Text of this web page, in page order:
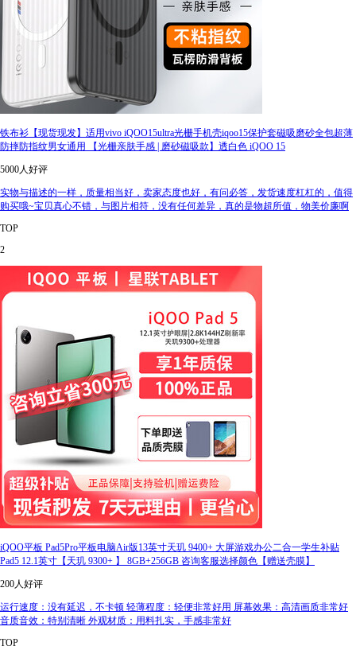
铁布衫【现货现发】适用vivo iQOO15ultra光栅手机壳iqoo15保护套磁吸磨砂全包超薄
防摔防指纹男女通用 【光栅亲肤手感 | 磨砂磁吸款】透白色 iQOO 15
5000人好评
实物与描述的一样，质量相当好，卖家态度也好，有问必答，发货速度杠杠的，值得
购买哦~宝贝真心不错，与图片相符，没有任何差异，真的是物超所值，物美价廉啊
TOP
2
iQOO平板 Pad5Pro平板电脑Air版13英寸天玑 9400+ 大屏游戏办公二合一学生补贴
Pad5 12.1英寸【天玑 9300+ 】 8GB+256GB 咨询客服选择颜色【赠送壳膜】
200人好评
运行速度：没有延迟，不卡顿 轻薄程度：轻便非常好用 屏幕效果：高清画质非常好
音质音效：特别清晰 外观材质：用料扎实，手感非常好
TOP